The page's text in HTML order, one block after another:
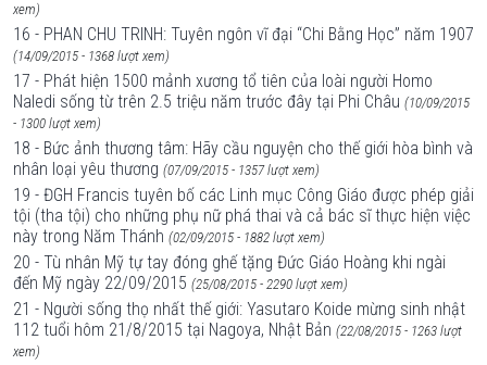
xem)
16 - PHAN CHU TRINH: Tuyên ngôn vĩ đại “Chi Bằng Học” năm 1907
(14/09/2015 - 1368 lượt xem)
17 - Phát hiện 1500 mảnh xương tổ tiên của loài người Homo
Naledi sống từ trên 2.5 triệu năm trước đây tại Phi Châu (10/09/2015
- 1300 lượt xem)
18 - Bức ảnh thương tâm: Hãy cầu nguyện cho thế giới hòa bình và
nhân loại yêu thương (07/09/2015 - 1357 lượt xem)
19 - ĐGH Francis tuyên bố các Linh mục Công Giáo được phép giải
tội (tha tội) cho những phụ nữ phá thai và cả bác sĩ thực hiện việc
này trong Năm Thánh (02/09/2015 - 1882 lượt xem)
20 - Tù nhân Mỹ tự tay đóng ghế tặng Đức Giáo Hoàng khi ngài
đến Mỹ ngày 22/09/2015 (25/08/2015 - 2290 lượt xem)
21 - Người sống thọ nhất thế giới: Yasutaro Koide mừng sinh nhật
112 tuổi hôm 21/8/2015 tại Nagoya, Nhật Bản (22/08/2015 - 1263 lượt
xem)